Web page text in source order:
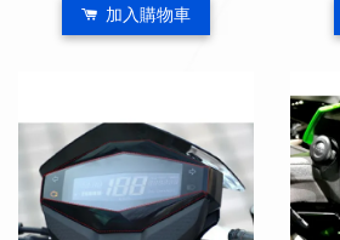
加入購物車